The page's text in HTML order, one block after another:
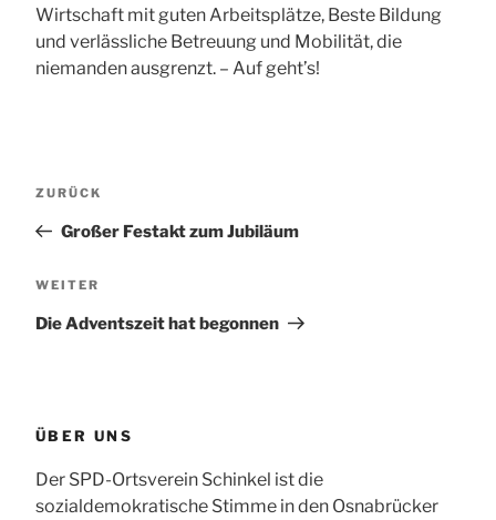
Wirtschaft mit guten Arbeitsplätze, Beste Bildung
und verlässliche Betreuung und Mobilität, die
niemanden ausgrenzt. – Auf geht’s!
Vorheriger
ZURÜCK
Großer Festakt zum Jubiläum
Nächster
WEITER
Die Adventszeit hat begonnen
ÜBER UNS
Der SPD-Ortsverein Schinkel ist die
sozialdemokratische Stimme in den Osnabrücker